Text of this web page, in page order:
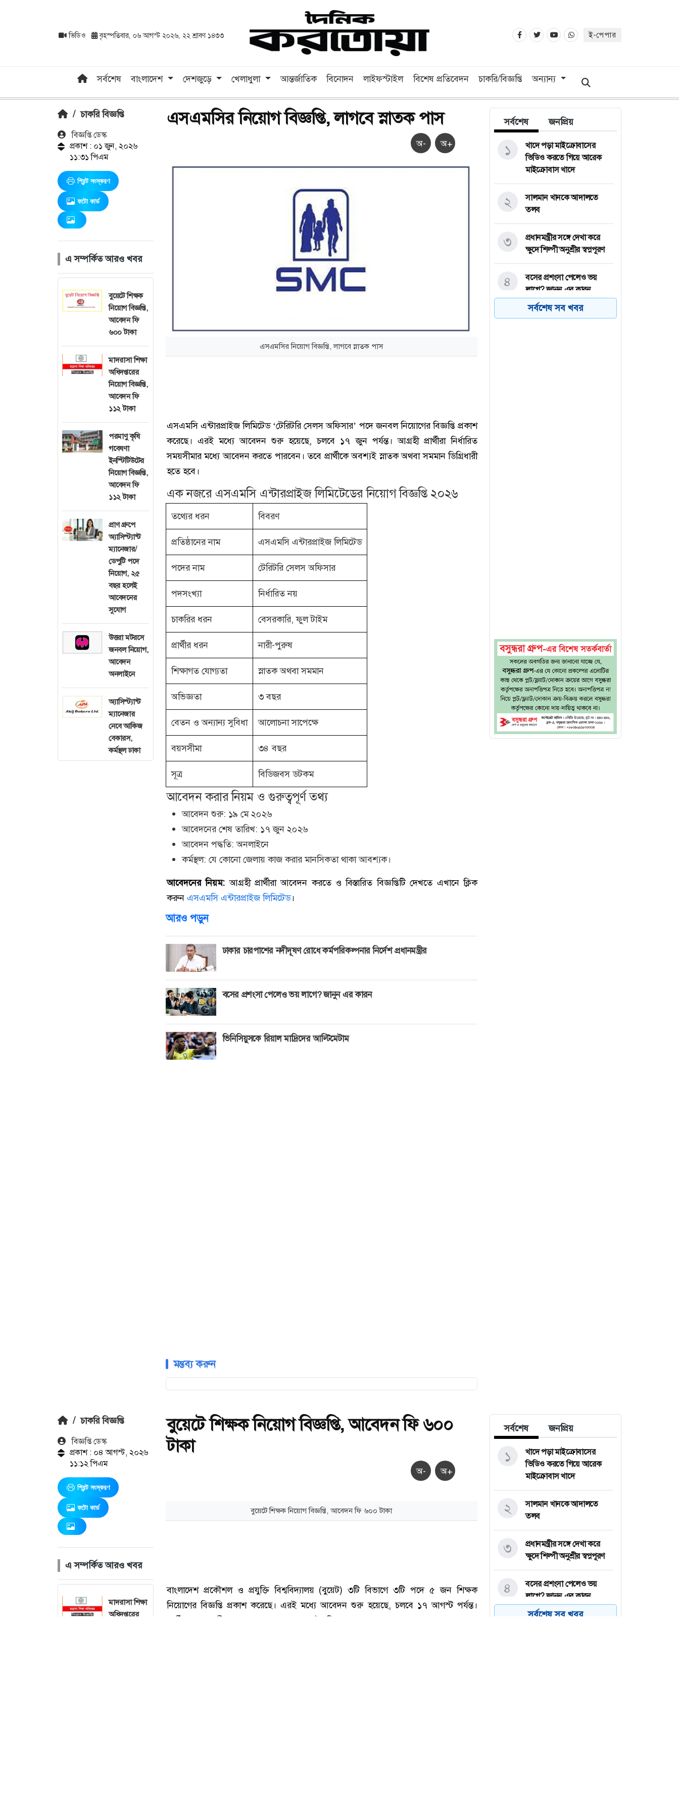
ভিডিও বৃহস্পতিবার, ০৬ আগস্ট ২০২৬, ২২ শ্রাবণ ১৪৩৩ ই-পেপার
সর্বশেষ বাংলাদেশ দেশজুড়ে খেলাধুলা আন্তর্জাতিক বিনোদন লাইফস্টাইল বিশেষ প্রতিবেদন চাকরি/বিজ্ঞপ্তি অন্যান্য
/ চাকরি বিজ্ঞপ্তি
বিজ্ঞপ্তি ডেস্ক
প্রকাশ : ০১ জুন, ২০২৬
১১:৩১ পিএম
প্রিন্ট সংস্করণ
ফটো কার্ড
এ সম্পর্কিত আরও খবর
বুয়েটে শিক্ষক
নিয়োগ বিজ্ঞপ্তি,
আবেদন ফি
৬০০ টাকা
মাদরাসা শিক্ষা
অধিদপ্তরের
নিয়োগ বিজ্ঞপ্তি,
আবেদন ফি
১১২ টাকা
পরমাণু কৃষি
গবেষণা
ইনস্টিটিউটের
নিয়োগ বিজ্ঞপ্তি,
আবেদন ফি
১১২ টাকা
প্রাণ গ্রুপে
অ্যাসিস্ট্যান্ট
ম্যানেজার/
ডেপুটি পদে
নিয়োগ, ২৫
বছর হলেই
আবেদনের
সুযোগ
উত্তরা মটরসে
জনবল নিয়োগ,
আবেদন
অনলাইনে
অ্যাসিস্ট্যান্ট
ম্যানেজার
নেবে আকিজ
বেকারস,
কর্মস্থল ঢাকা
এসএমসির নিয়োগ বিজ্ঞপ্তি, লাগবে স্নাতক পাস
অ- অ+
এসএমসির নিয়োগ বিজ্ঞপ্তি, লাগবে স্নাতক পাস
এসএমসি এন্টারপ্রাইজ লিমিটেড ‘টেরিটরি সেলস অফিসার’ পদে জনবল নিয়োগের বিজ্ঞপ্তি প্রকাশ
করেছে। এরই মধ্যে আবেদন শুরু হয়েছে, চলবে ১৭ জুন পর্যন্ত। আগ্রহী প্রার্থীরা নির্ধারিত
সময়সীমার মধ্যে আবেদন করতে পারবেন। তবে প্রার্থীকে অবশ্যই স্নাতক অথবা সমমান ডিগ্রিধারী
হতে হবে।
এক নজরে এসএমসি এন্টারপ্রাইজ লিমিটেডের নিয়োগ বিজ্ঞপ্তি ২০২৬
তথ্যের ধরন বিবরণ
প্রতিষ্ঠানের নাম এসএমসি এন্টারপ্রাইজ লিমিটেড
পদের নাম টেরিটরি সেলস অফিসার
পদসংখ্যা নির্ধারিত নয়
চাকরির ধরন বেসরকারি, ফুল টাইম
প্রার্থীর ধরন নারী-পুরুষ
শিক্ষাগত যোগ্যতা স্নাতক অথবা সমমান
অভিজ্ঞতা ৩ বছর
বেতন ও অন্যান্য সুবিধা আলোচনা সাপেক্ষে
বয়সসীমা ৩৪ বছর
সূত্র বিডিজবস ডটকম
আবেদন করার নিয়ম ও গুরুত্বপূর্ণ তথ্য
আবেদন শুরু: ১৯ মে ২০২৬
আবেদনের শেষ তারিখ: ১৭ জুন ২০২৬
আবেদন পদ্ধতি: অনলাইনে
কর্মস্থল: যে কোনো জেলায় কাজ করার মানসিকতা থাকা আবশ্যক।
আবেদনের নিয়ম: আগ্রহী প্রার্থীরা আবেদন করতে ও বিস্তারিত বিজ্ঞপ্তিটি দেখতে এখানে ক্লিক
করুন এসএমসি এন্টারপ্রাইজ লিমিটেড।
আরও পড়ুন
ঢাকার চারপাশের নদীদূষণ রোধে কর্মপরিকল্পনার নির্দেশ প্রধানমন্ত্রীর
বসের প্রশংসা পেলেও ভয় লাগে? জানুন এর কারন
ভিনিসিয়ুসকে রিয়াল মাদ্রিদের আল্টিমেটাম
মন্তব্য করুন
সর্বশেষ জনপ্রিয়
খাদে পড়া মাইক্রোবাসের
ভিডিও করতে গিয়ে আরেক
মাইক্রোবাস খাদে
১
সালমান খানকে আদালতে
তলব
২
প্রধানমন্ত্রীর সঙ্গে দেখা করে
ক্ষুদে শিল্পী অনুশ্রীর স্বপ্নপূরণ
৩
বসের প্রশংসা পেলেও ভয়
লাগে? জানুন এর কারন
৪
চলতি অর্থবছরেই স্থানীয়
৫
সর্বশেষ সব খবর
/ চাকরি বিজ্ঞপ্তি
বিজ্ঞপ্তি ডেস্ক
প্রকাশ : ০৪ আগস্ট, ২০২৬
১১:১২ পিএম
প্রিন্ট সংস্করণ
ফটো কার্ড
এ সম্পর্কিত আরও খবর
মাদরাসা শিক্ষা
অধিদপ্তরের
বুয়েটে শিক্ষক নিয়োগ বিজ্ঞপ্তি, আবেদন ফি ৬০০
টাকা
অ- অ+
সর্বশেষ জনপ্রিয়
খাদে পড়া মাইক্রোবাসের
ভিডিও করতে গিয়ে আরেক
মাইক্রোবাস খাদে
১
সালমান খানকে আদালতে
তলব
২
প্রধানমন্ত্রীর সঙ্গে দেখা করে
ক্ষুদে শিল্পী অনুশ্রীর স্বপ্নপূরণ
৩
বসের প্রশংসা পেলেও ভয়
লাগে? জানুন এর কারন
৪
সর্বশেষ সব খবর